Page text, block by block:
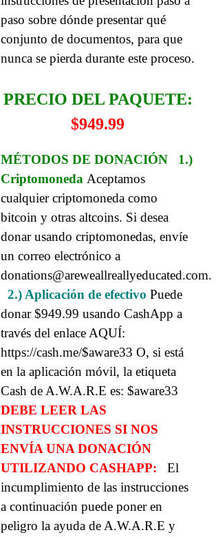
paso sobre dónde presentar qué
conjunto de documentos, para que
nunca se pierda durante este proceso.
PRECIO DEL PAQUETE:
$949.99
MÉTODOS DE DONACIÓN
1.)
Criptomoneda Aceptamos
cualquier criptomoneda como
bitcoin y otras altcoins. Si desea
donar usando criptomonedas, envíe
un correo electrónico a
donations@areweallreallyeducated.com.
2.) Aplicación de efectivo Puede
donar $949.99 usando CashApp a
través del enlace AQUÍ:
https://cash.me/$aware33 O, si está
en la aplicación móvil, la etiqueta
Cash de A.W.A.R.E es: $aware33
DEBE LEER LAS
INSTRUCCIONES SI NOS
ENVÍA UNA DONACIÓN
UTILIZANDO CASHAPP:
El
incumplimiento de las instrucciones
a continuación puede poner en
peligro la ayuda de A.W.A.R.E y